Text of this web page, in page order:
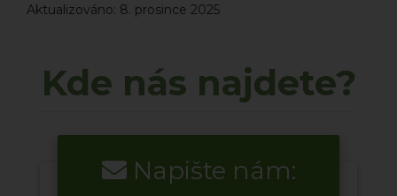
Aktualizováno: 8. prosince 2025
Kde nás najdete?
Napište nám: